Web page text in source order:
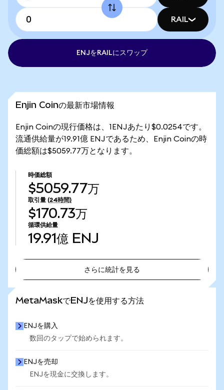
RAIL
ENJをRAILにスワップ
Enjin Coinの最新市場情報
Enjin Coinの現行価格は、1ENJあたり$0.0254です。
流通供給量が19.91億 ENJであるため、Enjin Coinの時
価総額は$5059.77万となります。
時価総額
$5059.77万
取引量 (24時間)
$170.73万
循環供給量
19.91億 ENJ
さらに統計を見る
MetaMaskでENJを使用する方法
ENJを購入
数回のタップで始められます。
ENJを売却
ENJを現金に交換します。